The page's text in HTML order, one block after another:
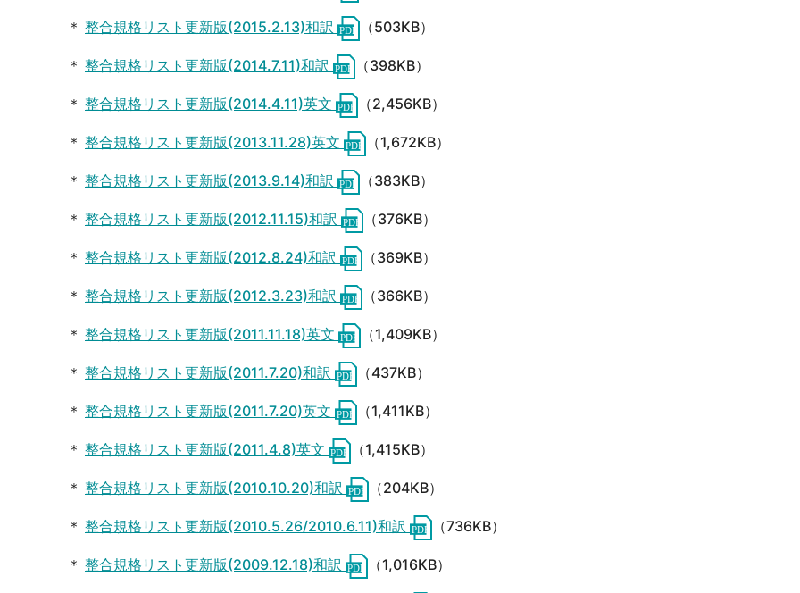
＊ 整合規格リスト更新版(2015.2.13)和訳 （503KB）
＊ 整合規格リスト更新版(2014.7.11)和訳 （398KB）
＊ 整合規格リスト更新版(2014.4.11)英文 （2,456KB）
＊ 整合規格リスト更新版(2013.11.28)英文 （1,672KB）
＊ 整合規格リスト更新版(2013.9.14)和訳 （383KB）
＊ 整合規格リスト更新版(2012.11.15)和訳 （376KB）
＊ 整合規格リスト更新版(2012.8.24)和訳 （369KB）
＊ 整合規格リスト更新版(2012.3.23)和訳 （366KB）
＊ 整合規格リスト更新版(2011.11.18)英文 （1,409KB）
＊ 整合規格リスト更新版(2011.7.20)和訳 （437KB）
＊ 整合規格リスト更新版(2011.7.20)英文 （1,411KB）
＊ 整合規格リスト更新版(2011.4.8)英文 （1,415KB）
＊ 整合規格リスト更新版(2010.10.20)和訳 （204KB）
＊ 整合規格リスト更新版(2010.5.26/2010.6.11)和訳 （736KB）
＊ 整合規格リスト更新版(2009.12.18)和訳 （1,016KB）